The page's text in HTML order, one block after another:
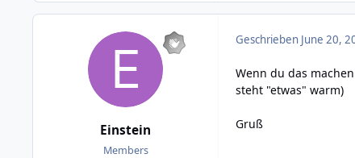
Einstein
Members
Geschrieben June 20,
Wenn du das
steht "etwas" warm)
Gruß